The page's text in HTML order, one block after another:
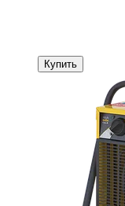
Купить